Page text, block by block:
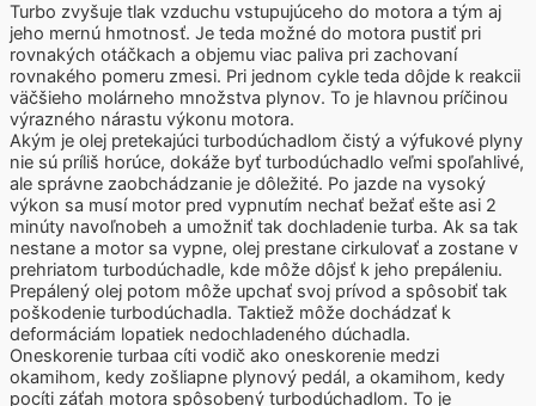
Turbo zvyšuje tlak vzduchu vstupujúceho do motora a tým aj
jeho mernú hmotnosť. Je teda možné do motora pustiť pri
rovnakých otáčkach a objemu viac paliva pri zachovaní
rovnakého pomeru zmesi. Pri jednom cykle teda dôjde k reakcii
väčšieho molárneho množstva plynov. To je hlavnou príčinou
výrazného nárastu výkonu motora.
Akým je olej pretekajúci turbodúchadlom čistý a výfukové plyny
nie sú príliš horúce, dokáže byť turbodúchadlo veľmi spoľahlivé,
ale správne zaobchádzanie je dôležité. Po jazde na vysoký
výkon sa musí motor pred vypnutím nechať bežať ešte asi 2
minúty navoľnobeh a umožniť tak dochladenie turba. Ak sa tak
nestane a motor sa vypne, olej prestane cirkulovať a zostane v
prehriatom turbodúchadle, kde môže dôjsť k jeho prepáleniu.
Prepálený olej potom môže upchať svoj prívod a spôsobiť tak
poškodenie turbodúchadla. Taktiež môže dochádzať k
deformáciám lopatiek nedochladeného dúchadla.
Oneskorenie turbaa cíti vodič ako oneskorenie medzi
okamihom, kedy zošliapne plynový pedál, a okamihom, kedy
pocíti záťah motora spôsobený turbodúchadlom. To je